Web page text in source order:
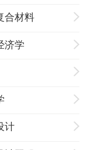
合材料
济学
计